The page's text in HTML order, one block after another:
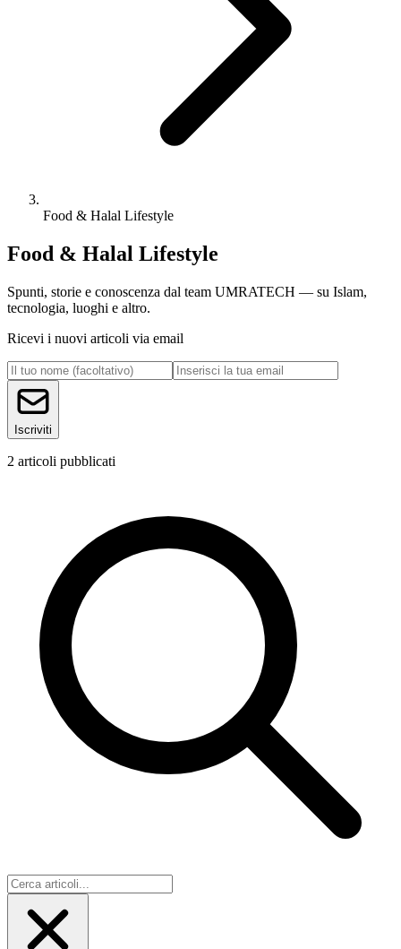
Food & Halal Lifestyle
Food & Halal Lifestyle
Spunti, storie e conoscenza dal team UMRATECH — su Islam,
tecnologia, luoghi e altro.
Ricevi i nuovi articoli via email
Iscriviti
2 articoli pubblicati